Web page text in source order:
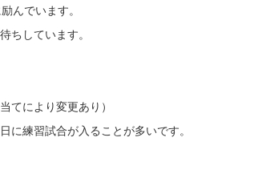
んでいます。
ちしています。
により変更あり）
に練習試合が入ることが多いです。